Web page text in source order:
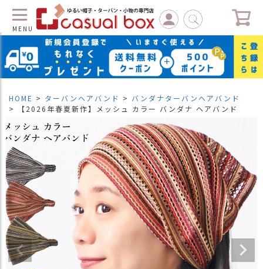
MENU
マ
イ
ペ
ー
ジ
（
新
規
会
員
登
録
HOME ターバンヘアバンド
バンダナターバンヘアバンド
【2026年春夏新作】メッシュ カラー バンダナ ヘアバンド